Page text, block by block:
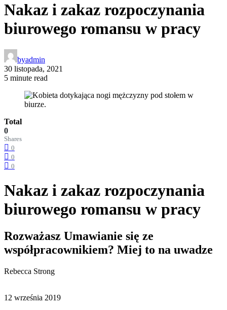
Nakaz i zakaz rozpoczynania
biurowego romansu w pracy
byadmin
30 listopada, 2021
5 minute read
Total
0
Shares
0
0
0
Nakaz i zakaz rozpoczynania
biurowego romansu w pracy
Rozważasz Umawianie się ze
współpracownikiem? Miej to na uwadze
Rebecca Strong
12 września 2019